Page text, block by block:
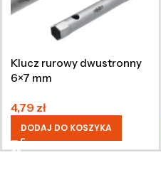
Klucz rurowy dwustronny
6×7 mm
4,79 zł
DODAJ DO KOSZYKA